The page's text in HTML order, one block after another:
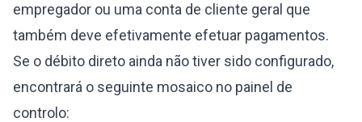
empregador ou uma conta de cliente geral que
também deve efetivamente efetuar pagamentos.
Se o débito direto ainda não tiver sido configurado,
encontrará o seguinte mosaico no painel de
controlo: